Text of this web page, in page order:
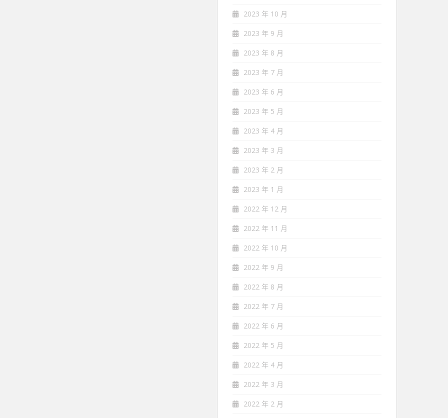
2023 年 10 月
2023 年 9 月
2023 年 8 月
2023 年 7 月
2023 年 6 月
2023 年 5 月
2023 年 4 月
2023 年 3 月
2023 年 2 月
2023 年 1 月
2022 年 12 月
2022 年 11 月
2022 年 10 月
2022 年 9 月
2022 年 8 月
2022 年 7 月
2022 年 6 月
2022 年 5 月
2022 年 4 月
2022 年 3 月
2022 年 2 月